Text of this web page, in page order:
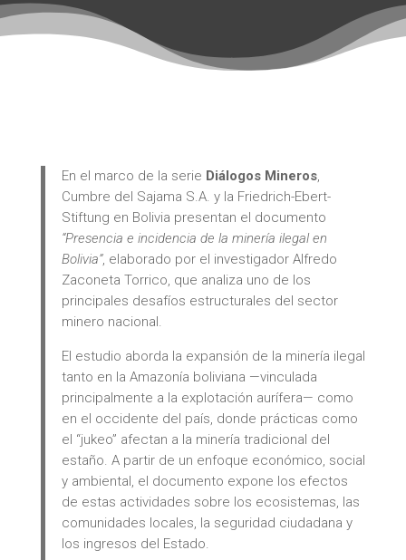
En el marco de la serie Diálogos Mineros,
Cumbre del Sajama S.A. y la Friedrich-Ebert-
Stiftung en Bolivia presentan el documento
“Presencia e incidencia de la minería ilegal en
Bolivia”, elaborado por el investigador Alfredo
Zaconeta Torrico, que analiza uno de los
principales desafíos estructurales del sector
minero nacional.
El estudio aborda la expansión de la minería ilegal
tanto en la Amazonía boliviana —vinculada
principalmente a la explotación aurífera— como
en el occidente del país, donde prácticas como
el “jukeo” afectan a la minería tradicional del
estaño. A partir de un enfoque económico, social
y ambiental, el documento expone los efectos
de estas actividades sobre los ecosistemas, las
comunidades locales, la seguridad ciudadana y
los ingresos del Estado.